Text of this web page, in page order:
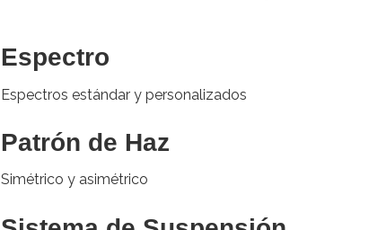
Espectro
Espectros estándar y personalizados
Patrón de Haz
Simétrico y asimétrico